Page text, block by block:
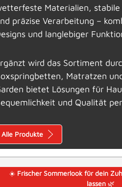
Materialien, stabile
präzise Verarbeitung –
und langlebiger
wird das Sortiment
Matratzen
bietet Lösungen für
und Qualität
Alle Produkte
☀️ Frischer Sommerlook für dein
lassen🌿